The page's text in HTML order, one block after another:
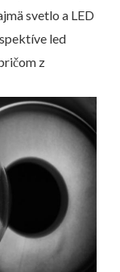
svetlo a LED
led
z